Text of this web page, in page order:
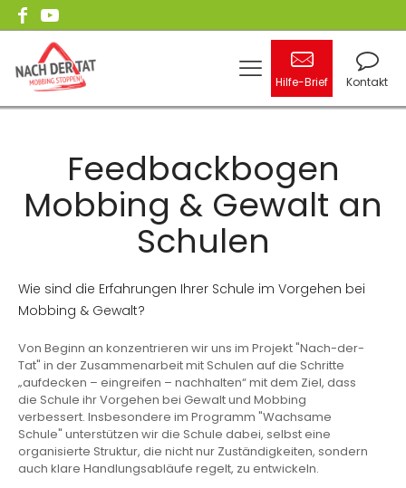
Hilfe-Brief Kontakt
Feedbackbogen
Mobbing & Gewalt an
Schulen
Wie sind die Erfahrungen Ihrer Schule im Vorgehen bei
Mobbing & Gewalt?
Von Beginn an konzentrieren wir uns im Projekt "Nach-der-
Tat" in der Zusammenarbeit mit Schulen auf die Schritte
„aufdecken – eingreifen – nachhalten“ mit dem Ziel, dass
die Schule ihr Vorgehen bei Gewalt und Mobbing
verbessert. Insbesondere im Programm "Wachsame
Schule" unterstützen wir die Schule dabei, selbst eine
organisierte Struktur, die nicht nur Zuständigkeiten, sondern
auch klare Handlungsabläufe regelt, zu entwickeln.